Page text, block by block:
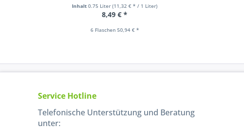
Inhalt0.75 Liter(11,32 € * / 1 Liter)
8,49 € *
6 Flaschen 50,94 € *
Service Hotline
Telefonische Unterstützung und Beratung
unter: